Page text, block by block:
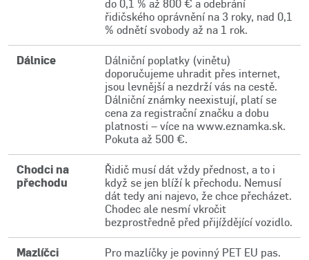
do 0,1 % až 800 € a odebrání
řidičského oprávnění na 3 roky, nad 0,1
% odnětí svobody až na 1 rok.
Dálnice
Dálniční poplatky (vinětu)
doporučujeme uhradit přes internet,
jsou levnější a nezdrží vás na cestě.
Dálniční známky neexistují, platí se
cena za registrační značku a dobu
platnosti – více na www.eznamka.sk.
Pokuta až 500 €.
Chodci na
přechodu
Řidič musí dát vždy přednost, a to i
když se jen blíží k přechodu. Nemusí
dát tedy ani najevo, že chce přecházet.
Chodec ale nesmí vkročit
bezprostředně před přijíždějící vozidlo.
Mazlíčci Pro mazlíčky je povinný PET EU pas.